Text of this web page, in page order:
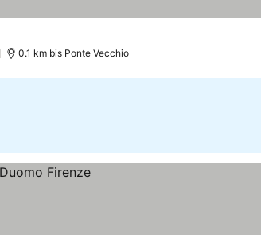
0.1 km bis Ponte Vecchio